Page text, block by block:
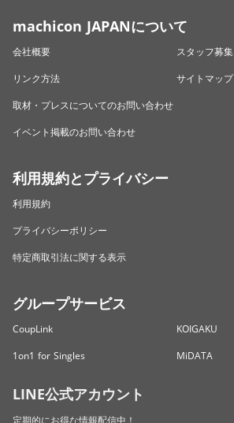
machicon JAPANについて
会社概要
スタッフ募集
リンク方法
サイトマップ
取材・プレスについてのお問い合わせ
イベント掲載のお問い合わせ
利用規約とプライバシー
利用規約
プライバシーポリシー
特定商取引法に関する表示
グループサービス
CoupLink
KOIGAKU
1on1 for Singles
MiDATA
LINE公式アカウント
定期的にお得な情報配信中！